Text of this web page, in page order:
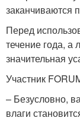
заканчиваются
Перед
течение года, а
значительная
Участник
– Безусловно,
влаги